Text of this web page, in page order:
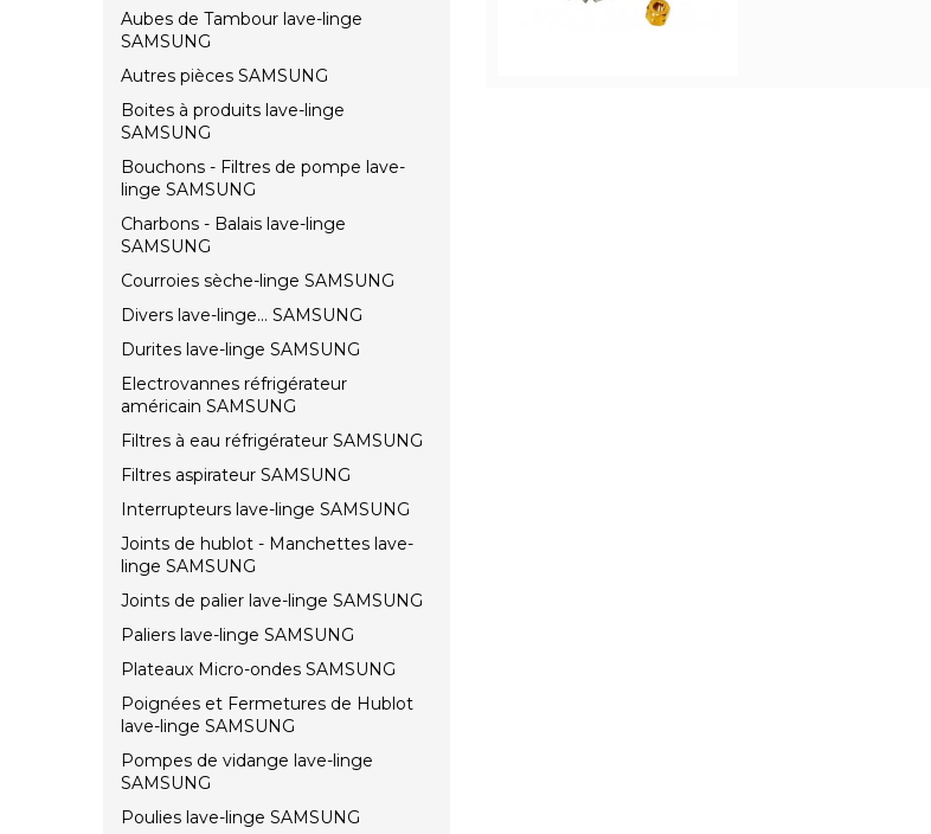
Aubes de Tambour lave-linge
SAMSUNG
Autres pièces SAMSUNG
Boites à produits lave-linge
SAMSUNG
Bouchons - Filtres de pompe lave-
linge SAMSUNG
Charbons - Balais lave-linge
SAMSUNG
Courroies sèche-linge SAMSUNG
Divers lave-linge... SAMSUNG
Durites lave-linge SAMSUNG
Electrovannes réfrigérateur
américain SAMSUNG
Filtres à eau réfrigérateur SAMSUNG
Filtres aspirateur SAMSUNG
Interrupteurs lave-linge SAMSUNG
Joints de hublot - Manchettes lave-
linge SAMSUNG
Joints de palier lave-linge SAMSUNG
Paliers lave-linge SAMSUNG
Plateaux Micro-ondes SAMSUNG
Poignées et Fermetures de Hublot
lave-linge SAMSUNG
Pompes de vidange lave-linge
SAMSUNG
Poulies lave-linge SAMSUNG